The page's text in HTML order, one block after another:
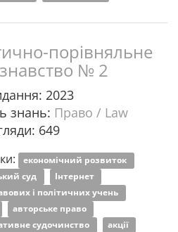
порівняльне
№ 2
2023
знань: Право / Law
649
економічний розвиток
суд
Інтернет
і політичних учень
авторське право
судочинство
акції